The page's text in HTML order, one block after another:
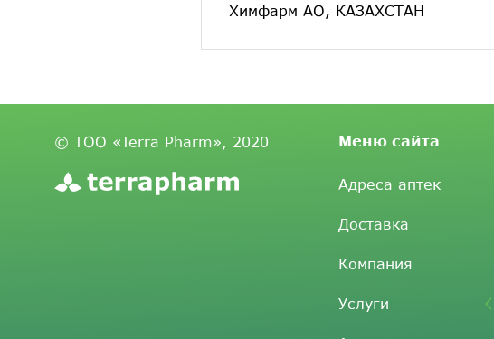
Химфарм АО, КАЗАХСТАН
© ТОО «Terra Pharm», 2020 Меню сайта
Адреса аптек
Доставка
Компания
Услуги